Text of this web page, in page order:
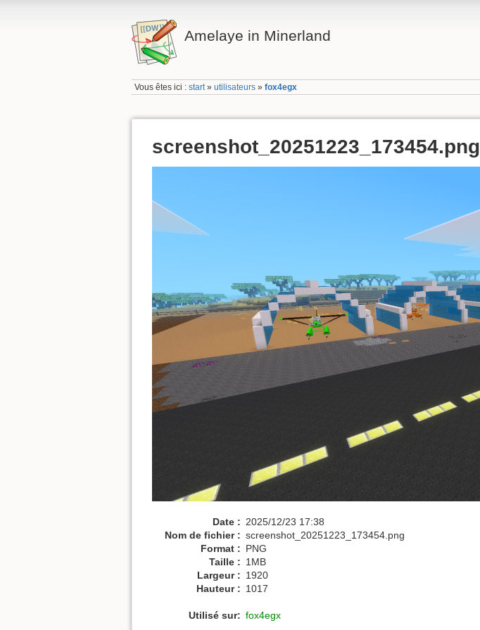
Amelaye in Minerland
Vous êtes ici :start»utilisateurs »fox4egx
screenshot_20251223_173454.png
Date : 2025/12/23 17:38
Nom de fichier : screenshot_20251223_173454.png
Format : PNG
Taille : 1MB
Largeur : 1920
Hauteur : 1017
Utilisé sur: fox4egx